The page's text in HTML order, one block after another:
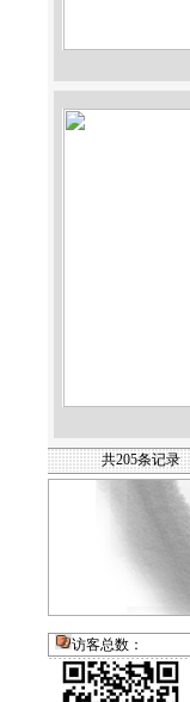
共205条记录
访客总数：